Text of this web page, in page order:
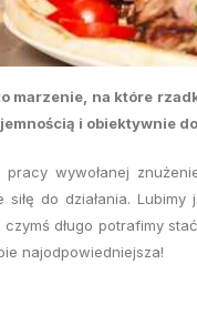
marzenie, na które
i obiektywnie
wywołanej
do działania. Lubimy
długo potrafimy
najodpowiedniejsza!